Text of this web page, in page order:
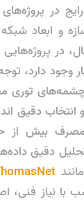
در
و ابعاد
در پروژه‌هایی
وجود دارد،
دقیق
مصرف بیش از
دقیق
با نیاز فنی،